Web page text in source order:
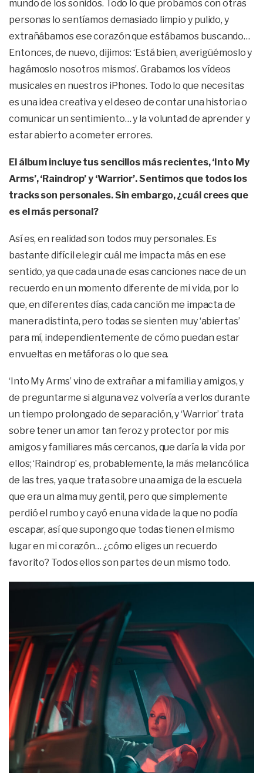
mundo de los sonidos. Todo lo que probamos con otras
personas lo sentíamos demasiado limpio y pulido, y
extrañábamos ese corazón que estábamos buscando…
Entonces, de nuevo, dijimos: ‘Está bien, averigüémoslo y
hagámoslo nosotros mismos’. Grabamos los vídeos
musicales en nuestros iPhones. Todo lo que necesitas
es una idea creativa y el deseo de contar una historia o
comunicar un sentimiento… y la voluntad de aprender y
estar abierto a cometer errores.
El álbum incluye tus sencillos más recientes, ‘Into My
Arms’, ‘Raindrop’ y ‘Warrior’. Sentimos que todos los
tracks son personales. Sin embargo, ¿cuál crees que
es el más personal?
Así es, en realidad son todos muy personales. Es
bastante difícil elegir cuál me impacta más en ese
sentido, ya que cada una de esas canciones nace de un
recuerdo en un momento diferente de mi vida, por lo
que, en diferentes días, cada canción me impacta de
manera distinta, pero todas se sienten muy ‘abiertas’
para mí, independientemente de cómo puedan estar
envueltas en metáforas o lo que sea.
‘Into My Arms’ vino de extrañar a mi familia y amigos, y
de preguntarme si alguna vez volvería a verlos durante
un tiempo prolongado de separación, y ‘Warrior’ trata
sobre tener un amor tan feroz y protector por mis
amigos y familiares más cercanos, que daría la vida por
ellos; ‘Raindrop’ es, probablemente, la más melancólica
de las tres, ya que trata sobre una amiga de la escuela
que era un alma muy gentil, pero que simplemente
perdió el rumbo y cayó en una vida de la que no podía
escapar, así que supongo que todas tienen el mismo
lugar en mi corazón… ¿cómo eliges un recuerdo
favorito? Todos ellos son partes de un mismo todo.